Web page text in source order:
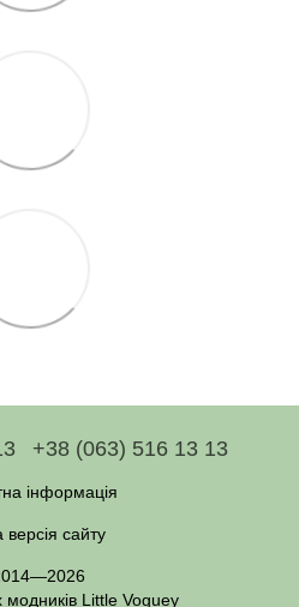
+38 (063) 516 13 13
інформація
версія сайту
модників Little Voguey